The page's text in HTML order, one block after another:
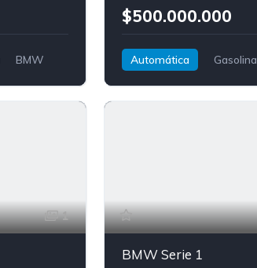
BMW
$500.000.000
Automática Gasolina
1
BMW Serie 1